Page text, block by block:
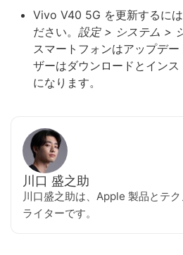
Vivo V40 5G を更新するに
ださい。 設定 > システム >
スマートフォンはアップデ
ザーはダウンロードとイン
になります。
川口 盛之助
川口盛之助は、Apple 製品とテ
ライターです。